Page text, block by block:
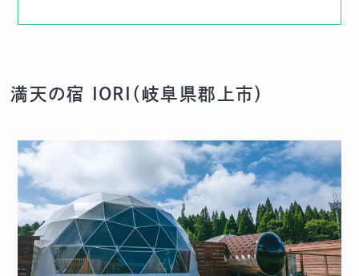
満天の宿 IORI（ 岐阜県郡上市）